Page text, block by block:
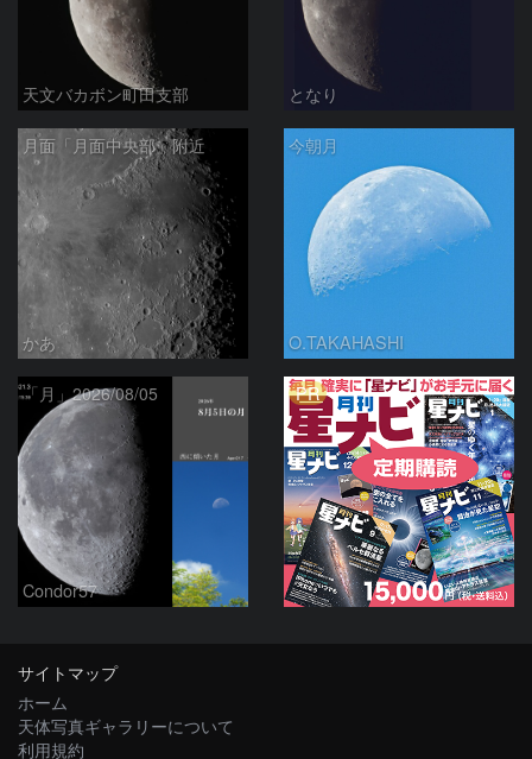
天文バカボン町田支部 となり
月面「月面中央部」附近
かあ
今朝月
O.TAKAHASHI
「月」2026/08/05
Condor57
PR
サイトマップ
ホーム
天体写真ギャラリーについて
利用規約